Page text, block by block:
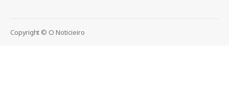
Copyright © O Noticieiro